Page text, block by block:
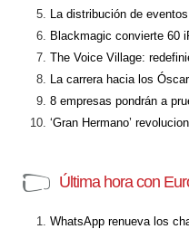
La distribución de
Blackmagic convierte 60
The Voice Village:
La carrera hacia los
8 empresas pondrán a
‘Gran Hermano’
Última hora con
WhatsApp renueva los